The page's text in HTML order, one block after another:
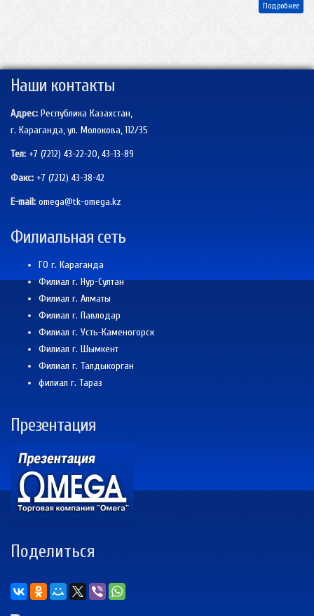
Подробнее
Наши контакты
Адрес: Республика Казахстан,
г. Караганда, ул. Молокова, 112/35
Тел: +7 (7212) 43-22-20, 43-13-89
Факс: +7 (7212) 43-38-42
E-mail: omega@tk-omega.kz
Филиальная сеть
ГО г. Караганда
Филиал г. Нур-Султан
Филиал г. Алматы
Филиал г. Павлодар
Филиал г. Усть-Каменогорск
Филиал г. Шымкент
Филиал г. Талдыкорган
филиал г. Тараз
Презентация
Поделиться